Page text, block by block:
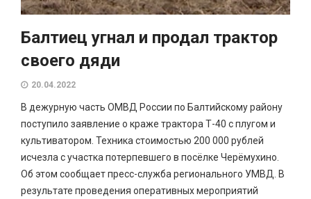
Балтиец угнал и продал трактор
своего дяди
20.04.2022
В дежурную часть ОМВД России по Балтийскому району
поступило заявление о краже трактора Т-40 с плугом и
культиватором. Техника стоимостью 200 000 рублей
исчезла с участка потерпевшего в посёлке Черёмухино.
Об этом сообщает пресс-служба регионального УМВД. В
результате проведения оперативных мероприятий